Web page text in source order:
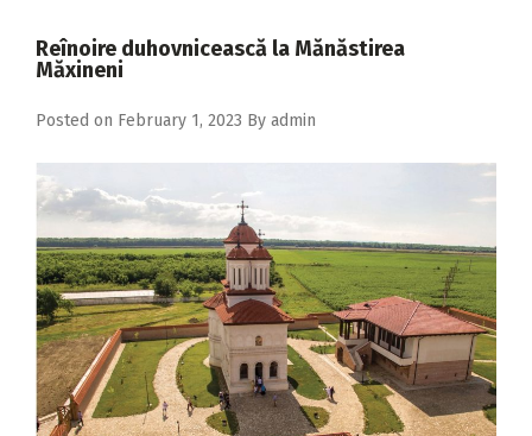
2017
2012
2011
2010
2009
Reînoire duhovnicească la Mănăstirea
Măxineni
Posted on February 1, 2023 By admin